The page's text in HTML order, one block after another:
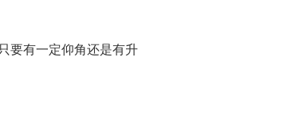
要有一定仰角还是有升